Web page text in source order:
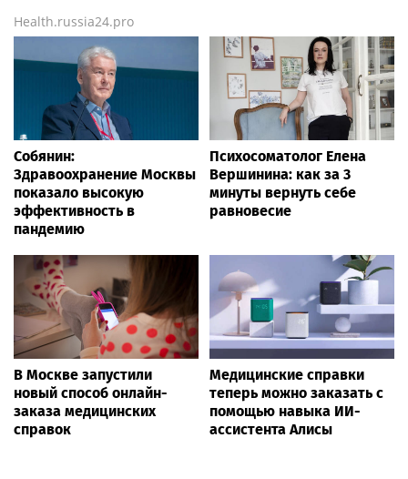
Health.russia24.pro
Собянин:
Здравоохранение Москвы
показало высокую
эффективность в
пандемию
Психосоматолог Елена
Вершинина: как за 3
минуты вернуть себе
равновесие
В Москве запустили
новый способ онлайн-
заказа медицинских
справок
Медицинские справки
теперь можно заказать с
помощью навыка ИИ-
ассистента Алисы